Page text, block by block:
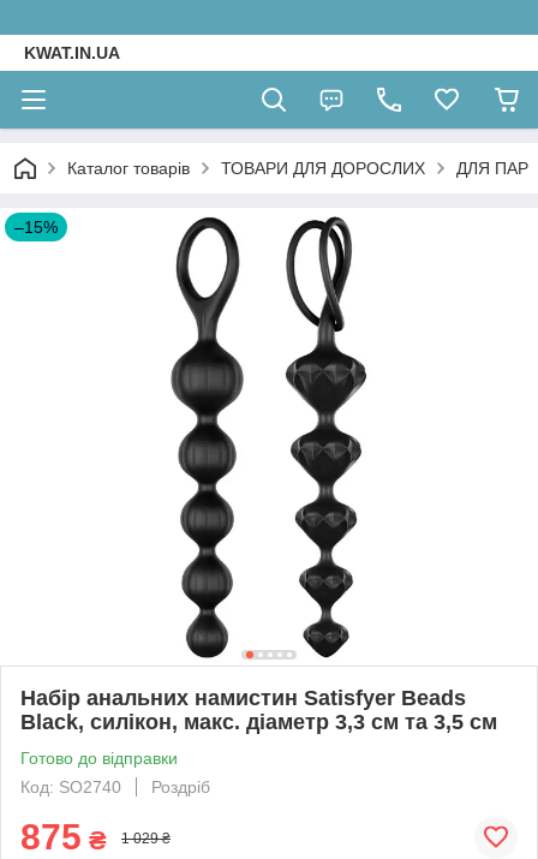
KWAT.IN.UA
Каталог товарів ТОВАРИ ДЛЯ ДОРОСЛИХ ДЛЯ ПАР
–15%
Набір анальних намистин Satisfyer Beads
Black, силікон, макс. діаметр 3,3 см та 3,5 см
Готово до відправки
Код: SO2740
Роздріб
875 ₴ 1 029 ₴